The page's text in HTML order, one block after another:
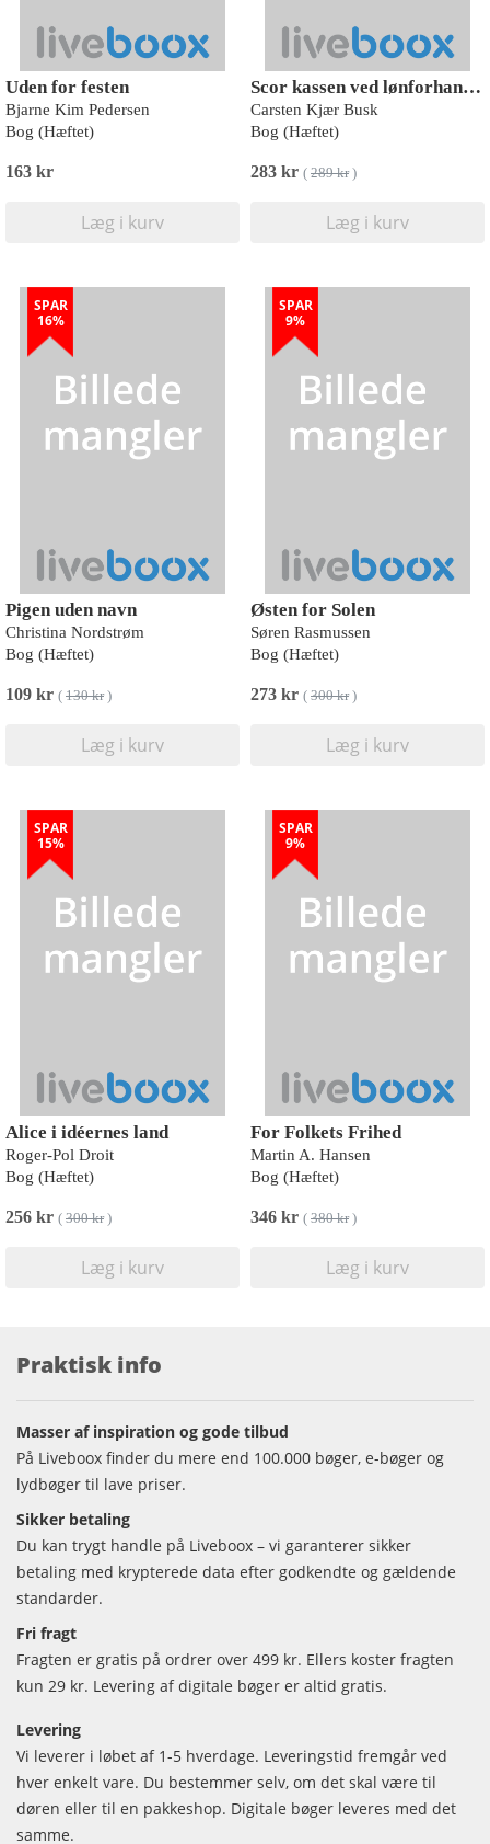
Uden for festen
Bjarne Kim Pedersen
Bog (Hæftet)
163 kr
Læg i kurv
Scor kassen ved lønforhandlinger
Carsten Kjær Busk
Bog (Hæftet)
283 kr ( 289 kr)
Læg i kurv
SPAR
16%
Pigen uden navn
Christina Nordstrøm
Bog (Hæftet)
109 kr ( 130 kr)
Læg i kurv
SPAR
9%
Østen for Solen
Søren Rasmussen
Bog (Hæftet)
273 kr ( 300 kr)
Læg i kurv
SPAR
15%
Alice i idéernes land
Roger-Pol Droit
Bog (Hæftet)
256 kr ( 300 kr)
Læg i kurv
SPAR
9%
For Folkets Frihed
Martin A. Hansen
Bog (Hæftet)
346 kr ( 380 kr)
Læg i kurv
Praktisk info
Masser af inspiration og gode tilbud
På Liveboox finder du mere end 100.000 bøger, e-bøger og
lydbøger til lave priser.
Sikker betaling
Du kan trygt handle på Liveboox – vi garanterer sikker
betaling med krypterede data efter godkendte og gældende
standarder.
Fri fragt
Fragten er gratis på ordrer over 499 kr. Ellers koster fragten
kun 29 kr. Levering af digitale bøger er altid gratis.
Levering
Vi leverer i løbet af 1-5 hverdage. Leveringstid fremgår ved
hver enkelt vare. Du bestemmer selv, om det skal være til
døren eller til en pakkeshop. Digitale bøger leveres med det
samme.